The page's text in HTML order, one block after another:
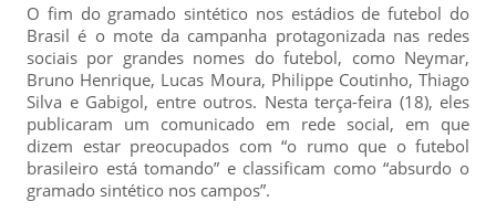
O fim do gramado sintético nos estádios de futebol do
Brasil é o mote da campanha protagonizada nas redes
sociais por grandes nomes do futebol, como Neymar,
Bruno Henrique, Lucas Moura, Philippe Coutinho, Thiago
Silva e Gabigol, entre outros. Nesta terça-feira (18), eles
publicaram um comunicado em rede social, em que
dizem estar preocupados com “o rumo que o futebol
brasileiro está tomando” e classificam como “absurdo o
gramado sintético nos campos”.